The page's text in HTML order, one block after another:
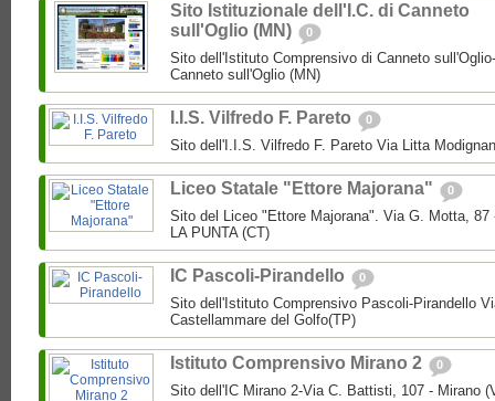
Sito Istituzionale dell'I.C. di Canneto
sull'Oglio (MN)
0
Sito dell'Istituto Comprensivo di Canneto
Canneto sull'Oglio (MN)
I.I.S. Vilfredo F. Pareto 0
Sito dell'I.I.S. Vilfredo F. Pareto Via Litta
Liceo Statale "Ettore Majorana" 0
Sito del Liceo "Ettore Majorana". Via G. Motta, 87
LA PUNTA (CT)
IC Pascoli-Pirandello 0
Sito dell'Istituto Comprensivo Pascoli-Pirandello
Castellammare del Golfo(TP)
Istituto Comprensivo Mirano 2 0
Sito dell'IC Mirano 2-Via C. Battisti, 107 - Mirano